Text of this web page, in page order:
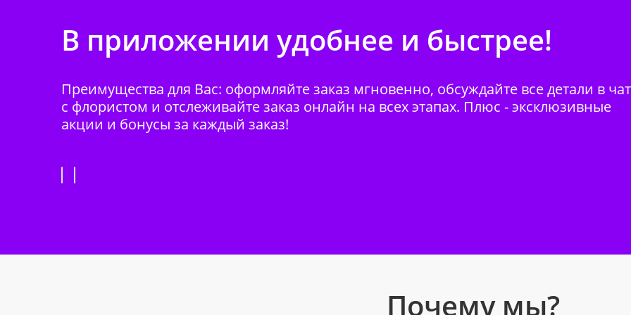
В приложении удобнее и быстрее!
Преимущества для Вас: оформляйте заказ мгновенно, обсуждайте все детали в
с флористом и отслеживайте заказ онлайн на всех этапах. Плюс - эксклюзивные
акции и бонусы за каждый заказ!
Почему мы?